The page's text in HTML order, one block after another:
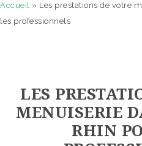
Accueil » Les prestations de votre
les professionnels
LES
MENUISERIE
RHIN